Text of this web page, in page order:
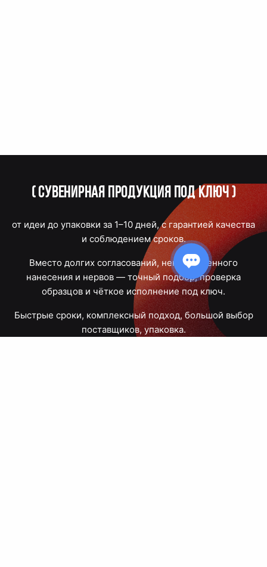
(Сувенирная продукция под ключ)
от идеи до упаковки за 1–10 дней, с гарантией качества
и соблюдением сроков.
Вместо долгих согласований, некачественного
нанесения и нервов — точный подбор, проверка
образцов и чёткое исполнение под ключ.
Быстрые сроки, комплексный подход, большой выбор
поставщиков, упаковка.